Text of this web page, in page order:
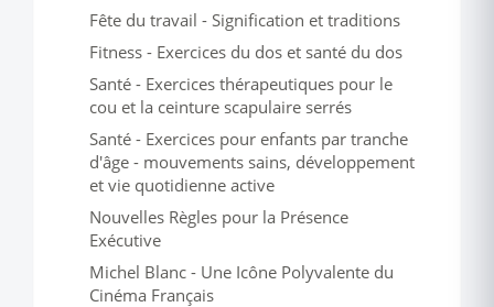
Fête du travail - Signification et traditions
Fitness - Exercices du dos et santé du dos
Santé - Exercices thérapeutiques pour le
cou et la ceinture scapulaire serrés
Santé - Exercices pour enfants par tranche
d'âge - mouvements sains, développement
et vie quotidienne active
Nouvelles Règles pour la Présence
Exécutive
Michel Blanc - Une Icône Polyvalente du
Cinéma Français